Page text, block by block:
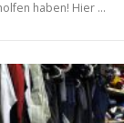
haben! Hier …